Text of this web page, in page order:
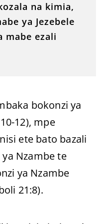
na kimia,
ya Jezebele
mabe ezali
bokonzi ya
12), mpe
ete bato bazali
Nzambe te
ya Nzambe
21:8).